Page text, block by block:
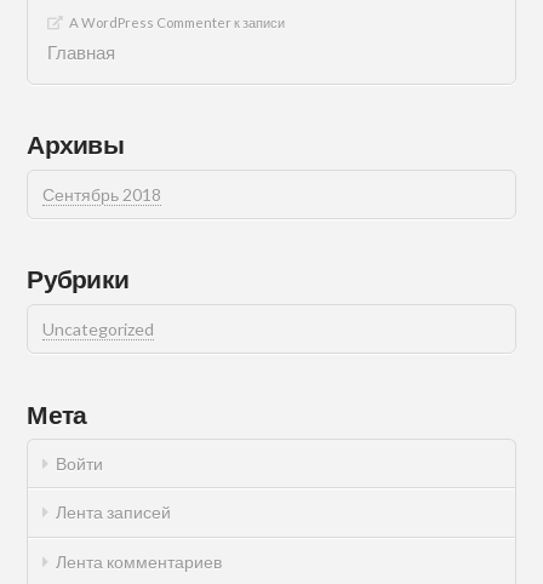
A WordPress Commenterк записи
Главная
Архивы
Сентябрь 2018
Рубрики
Uncategorized
Мета
Войти
Лента записей
Лента комментариев